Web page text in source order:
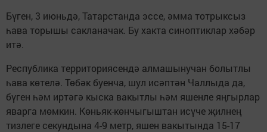
Бүген, 3 июньдә, Татарстанда эссе, әмма тотрыксыз
һава торышы сакланачак. Бу хакта синоптиклар хәбәр
итә.
Республика территориясендә алмашынучан болытлы
һава көтелә. Төбәк буенча, шул исәптән Чаллыда да,
бүген һәм иртәгә кыска вакытлы һәм яшенле яңгырлар
яварга мөмкин. Көньяк-көнчыгыштан исүче җилнең
тизлеге секундына 4-9 метр, яшен вакытында 15-17